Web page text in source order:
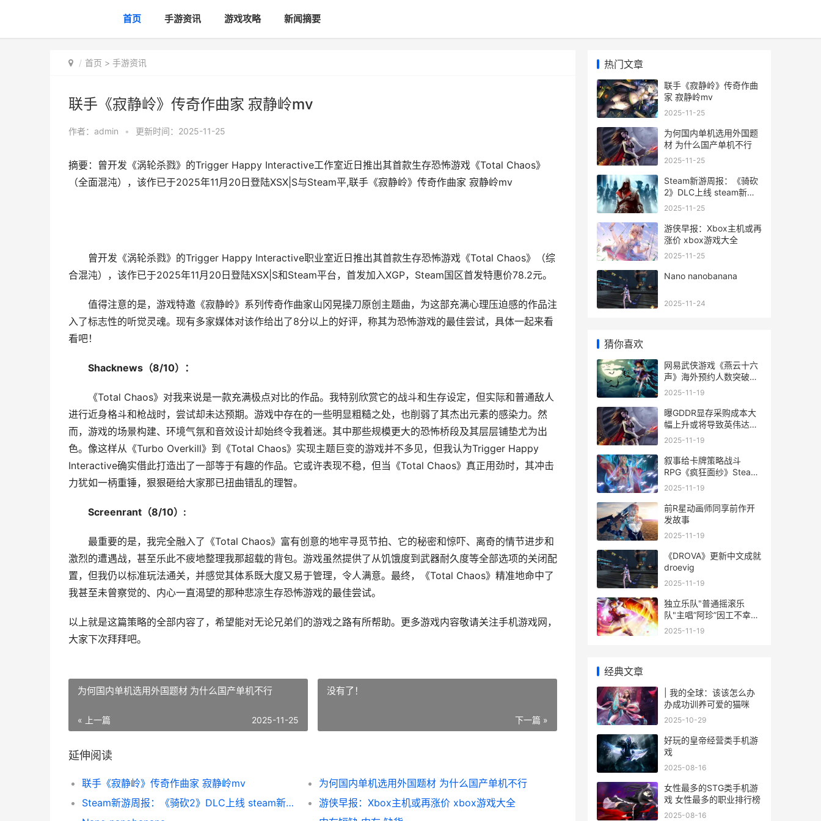
首页 手游资讯 游戏攻略 新闻摘要
首页 > 手游资讯
联手《寂静岭》传奇作曲家 寂静岭mv
作者： admin • 更新时间：2025-11-25
摘要：曾开发《涡轮杀戮》的Trigger Happy Interactive工作室近日推出其首款生存恐怖游戏《Total Chaos》
（全面混沌），该作已于2025年11月20日登陆XSX|S与Steam平,联手《寂静岭》传奇作曲家 寂静岭mv
曾开发《涡轮杀戮》的Trigger Happy Interactive职业室近日推出其首款生存恐怖游戏《Total Chaos》（综
合混沌），该作已于2025年11月20日登陆XSX|S和Steam平台，首发加入XGP，Steam国区首发特惠价78.2元。
值得注意的是，游戏特邀《寂静岭》系列传奇作曲家山冈晃操刀原创主题曲，为这部充满心理压迫感的作品注
入了标志性的听觉灵魂。现有多家媒体对该作给出了8分以上的好评，称其为恐怖游戏的最佳尝试，具体一起来看
看吧！
Shacknews（8/10）：
《Total Chaos》对我来说是一款充满极点对比的作品。我特别欣赏它的战斗和生存设定，但实际和普通敌人
进行近身格斗和枪战时，尝试却未达预期。游戏中存在的一些明显粗糙之处，也削弱了其杰出元素的感染力。然
而，游戏的场景构建、环境气氛和音效设计却始终令我着迷。其中那些规模更大的恐怖桥段及其层层铺垫尤为出
色。像这样从《Turbo Overkill》到《Total Chaos》实现主题巨变的游戏并不多见，但我认为Trigger Happy
Interactive确实借此打造出了一部等于有趣的作品。它或许表现不稳，但当《Total Chaos》真正用劲时，其冲击
力犹如一柄重锤，狠狠砸给大家那已扭曲错乱的理智。
Screenrant（8/10）:
最重要的是，我完全融入了《Total Chaos》富有创意的地牢寻觅节拍、它的秘密和惊吓、离奇的情节进步和
激烈的遭遇战，甚至乐此不疲地整理我那超载的背包。游戏虽然提供了从饥饿度到武器耐久度等全部选项的关闭配
置，但我仍以标准玩法通关，并感觉其体系既大度又易于管理，令人满意。最终，《Total Chaos》精准地命中了
我甚至未曾察觉的、内心一直渴望的那种悲凉生存恐怖游戏的最佳尝试。
以上就是这篇策略的全部内容了，希望能对无论兄弟们的游戏之路有所帮助。更多游戏内容敬请关注手机游戏网，
大家下次拜拜吧。
为何国内单机选用外国题材 为什么国产单机不行
« 上一篇 2025-11-25
没有了！
下一篇 »
延伸阅读
联手《寂静岭》传奇作曲家 寂静岭mv
为何国内单机选用外国题材 为什么国产单机不行
Steam新游周报：《骑砍2》DLC上线 steam新游戏推荐2020
游侠早报：Xbox主机或再涨价 xbox游戏大全
热门文章
联手《寂静岭》传奇作曲
家 寂静岭mv
2025-11-25
为何国内单机选用外国题
材 为什么国产单机不行
2025-11-25
Steam新游周报：《骑砍
2》DLC上线 steam新游
戏推荐2020
2025-11-25
游侠早报：Xbox主机或再
涨价 xbox游戏大全
2025-11-25
Nano nanobanana
2025-11-24
猜你喜欢
网易武侠游戏《燕云十六
声》海外预约人数突破
1000万 网易武侠rpg
2025-11-19
曝GDDR显存采购成本大
幅上升或将导致英伟达显
卡涨价 显存gddr6
2025-11-19
叙事给卡牌策略战斗
RPG《疯狂面纱》Steam
页面已上线
2025-11-19
前R星动画师同享前作开
发故事
2025-11-19
《DROVA》更新中文成就
droevig
2025-11-19
独立乐队"普通摇滚乐
队"主唱”阿珍”因工不幸身
亡 独立乐团
2025-11-19
经典文章
| 我的全球：该该怎么办
办成功训养可爱的猫咪
2025-10-29
好玩的皇帝经营类手机游
戏
2025-08-16
女性最多的STG类手机游
戏 女性最多的职业排行榜
2025-08-16